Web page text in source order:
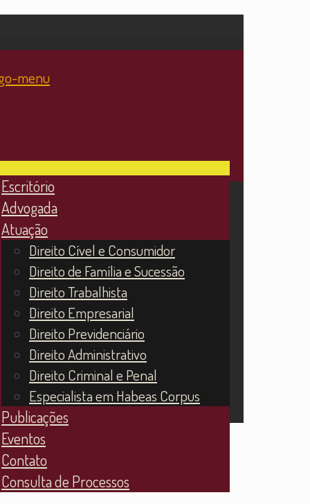
Escritório
Advogada
Atuação
Direito Cível e Consumidor
Direito de Família e Sucessão
Direito Trabalhista
Direito Empresarial
Direito Previdenciário
Direito Administrativo
Direito Criminal e Penal
Especialista em Habeas Corpus
Publicações
Eventos
Contato
Consulta de Processos